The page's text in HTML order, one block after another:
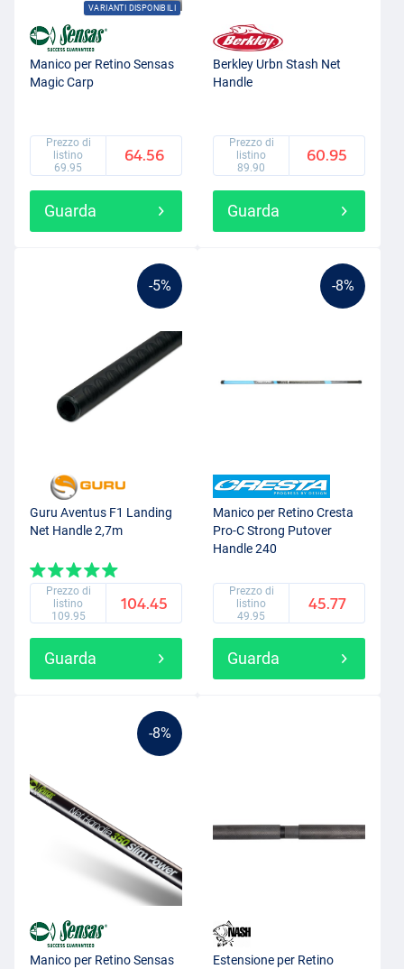
VARIANTI DISPONIBILI
Manico per Retino Sensas
Magic Carp
Prezzo di
listino
69.95
64.56
Guarda
Berkley Urbn Stash Net
Handle
Prezzo di
listino
89.90
60.95
Guarda
-5%
Guru Aventus F1 Landing
Net Handle 2,7m
Prezzo di
listino
109.95
104.45
Guarda
-8%
Manico per Retino Cresta
Pro-C Strong Putover
Handle 240
Prezzo di
listino
49.95
45.77
Guarda
-8%
Manico per Retino Sensas
Estensione per Retino